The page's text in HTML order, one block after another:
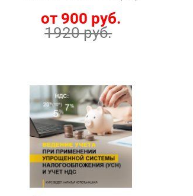
от 900 руб.
1920 руб.